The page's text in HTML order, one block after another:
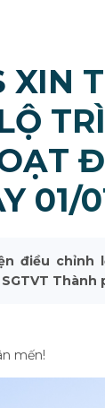
XIN
01/
điều chỉnh
Thành
mến!